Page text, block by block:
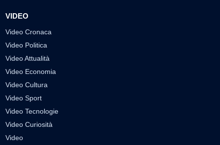
VIDEO
Video Cronaca
Video Politica
Video Attualità
Video Economia
Video Cultura
Video Sport
Video Tecnologie
Video Curiosità
Video